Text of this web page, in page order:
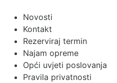
Novosti
Kontakt
Rezerviraj termin
Najam opreme
Opći uvjeti poslovanja
Pravila privatnosti